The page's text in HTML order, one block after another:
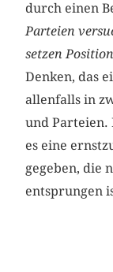
durch einen
Parteien
setzen
Denken, das
allenfalls in
und Parteien.
es eine
gegeben, die
entsprungen